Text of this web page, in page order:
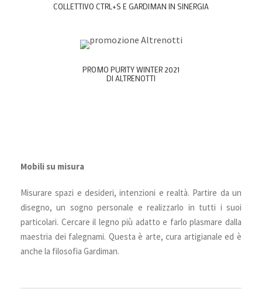
COLLETTIVO CTRL+S E GARDIMAN IN SINERGIA
PROMO PURITY WINTER 2021
DI ALTRENOTTI
Mobili su misura
Misurare spazi e desideri, intenzioni e realtà. Partire da un
disegno, un sogno personale e realizzarlo in tutti i suoi
particolari. Cercare il legno più adatto e farlo plasmare dalla
maestria dei falegnami. Questa è arte, cura artigianale ed è
anche la filosofia Gardiman.